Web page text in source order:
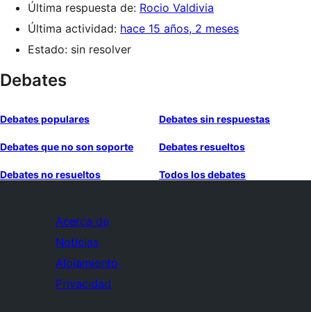
Última respuesta de: Rocio Valdivia
Última actividad: hace 15 años, 2 meses
Estado: sin resolver
Debates
Debates populares Debates sin respuestas
Debates que no son soporte Debates resueltos
Debates no resueltos Todos los debates
Acerca de
Noticias
Alojamiento
Privacidad